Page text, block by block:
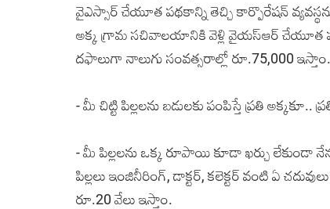
వైఎస్సార్‌ చేయూత పథకాన్ని తెచ్చి కార్పొరేషన్‌ వ్యవస్థను
అక్క గ్రామ సచివాలయానికి వెళ్లి వైయ‌స్ఆర్‌ చేయూత
దఫాలుగా నాలుగు సంవత్సరాల్లో రూ.75,000
- మీ చిట్టి పిల్లలను బడులకు పంపిస్తే ప్రతి
- మీ పిల్లలను ఒక్క రూపాయి కూడా ఖర్చు లేకుండా
పిల్లలు ఇంజినీరింగ్, డాక్టర్, కలెక్టర్‌ వంటి ఏ
రూ.20 వేలు ఇస్తాం.